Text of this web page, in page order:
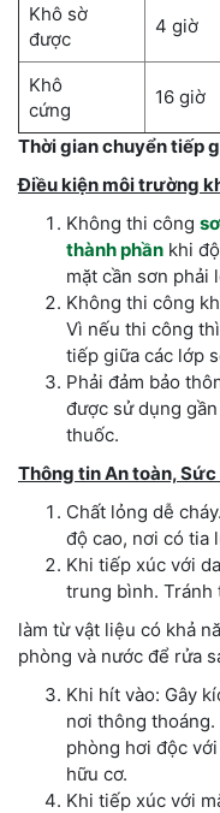
Khô sờ
được
4 giờ
Khô
cứng
16 giờ
Thời gian chuyển tiếp
Điều kiện môi trường
Không thi công
thành phần khi
mặt cần sơn phải
Không thi công
Vì nếu thi công
tiếp giữa các lớp
Phải đảm bảo
được sử dụng
thuốc.
Thông tin An toàn,
Chất lỏng dễ
độ cao, nơi có tia
Khi tiếp xúc với
trung bình. Tránh
làm từ vật liệu có khả
phòng và nước để rửa
Khi hít vào: Gây
nơi thông
phòng hơi độc
hữu cơ.
Khi tiếp xúc với